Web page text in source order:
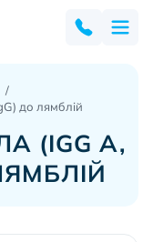
до лямблій
(IGG A,